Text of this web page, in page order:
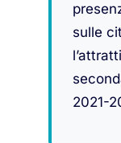
sulle
2021-